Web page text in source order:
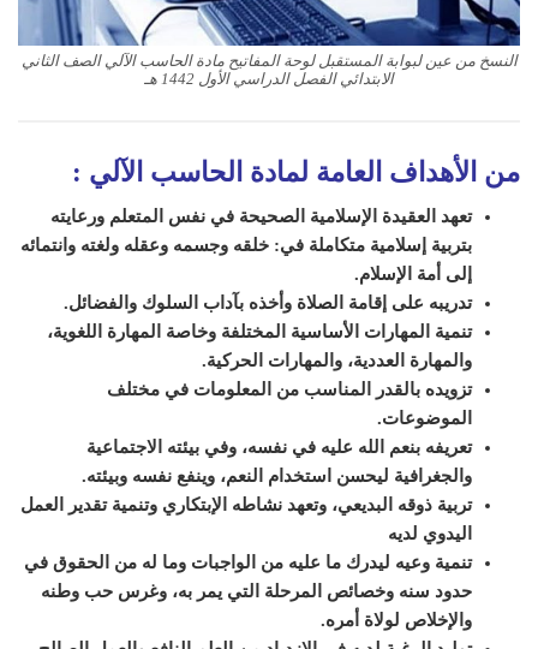
النسخ من عين لبوابة المستقبل لوحة المفاتيح مادة الحاسب الآلي الصف الثاني
الابتدائي الفصل الدراسي الأول 1442 هـ
من الأهداف العامة لمادة الحاسب الآلي :
تعهد العقيدة الإسلامية الصحيحة في نفس المتعلم ورعايته
بتربية إسلامية متكاملة في: خلقه وجسمه وعقله ولغته وانتمائه
إلى أمة الإسلام.
تدريبه على إقامة الصلاة وأخذه بآداب السلوك والفضائل.
تنمية المهارات الأساسية المختلفة وخاصة المهارة اللغوية،
والمهارة العددية، والمهارات الحركية.
تزويده بالقدر المناسب من المعلومات في مختلف
الموضوعات.
تعريفه بنعم الله عليه في نفسه، وفي بيئته الاجتماعية
والجغرافية ليحسن استخدام النعم، وينفع نفسه وبيئته.
تربية ذوقه البديعي، وتعهد نشاطه الإبتكاري وتنمية تقدير العمل
اليدوي لديه
تنمية وعيه ليدرك ما عليه من الواجبات وما له من الحقوق في
حدود سنه وخصائص المرحلة التي يمر به، وغرس حب وطنه
والإخلاص لولاة أمره.